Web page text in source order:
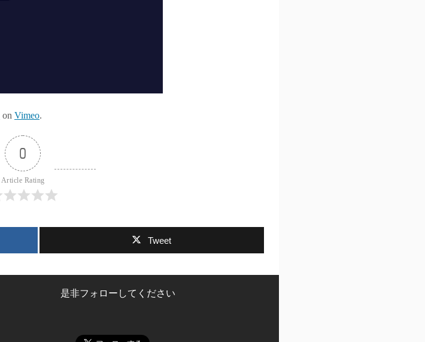
on Vimeo.
0
Article Rating
Tweet
是非フォローしてください